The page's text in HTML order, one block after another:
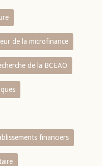
de la microfinance
de la BCEAO
financiers